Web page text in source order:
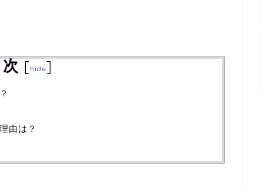
[hide]
由は？